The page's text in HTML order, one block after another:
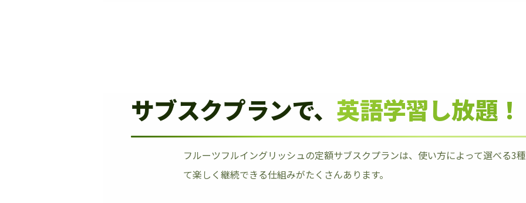
サブスクプランで、 英語学習し放題！
フルーツフルイングリッシュの定額サブスクプランは、使い方によって選べる3
て楽しく継続できる仕組みがたくさんあります。